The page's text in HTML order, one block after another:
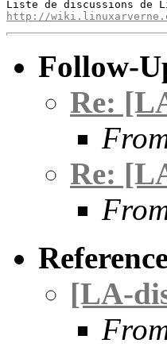
http://
Follow-
Re:
Re:
[LA-